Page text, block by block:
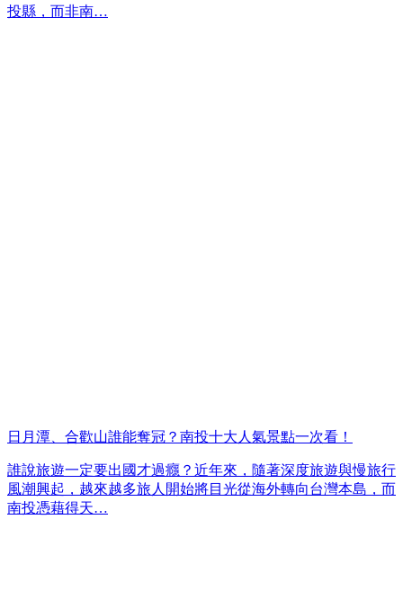
投縣，而非南…
日月潭、合歡山誰能奪冠？南投十大人氣景點一次看！
誰說旅遊一定要出國才過癮？近年來，隨著深度旅遊與慢旅行
風潮興起，越來越多旅人開始將目光從海外轉向台灣本島，而
南投憑藉得天…